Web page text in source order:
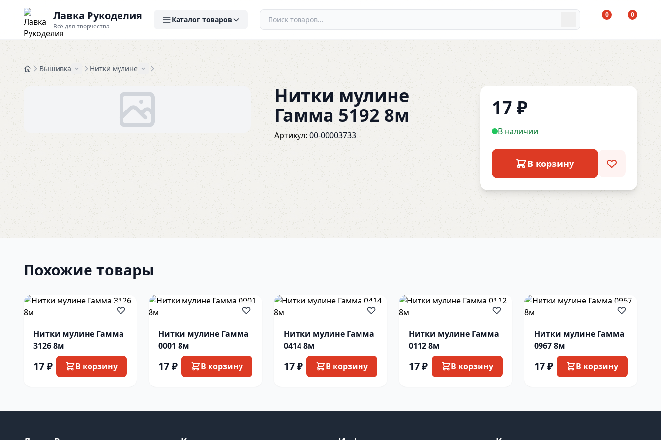
Лавка Рукоделия
Всё для творчества
Каталог товаров
0 0
Вышивка Нитки мулине
Нитки мулине
Гамма 5192 8м
Артикул:00-00003733
17 ₽
В наличии
В корзину
Похожие товары
Нитки мулине Гамма
3126 8м
17 ₽ В корзину
Нитки мулине Гамма
0001 8м
17 ₽ В корзину
Нитки мулине Гамма
0414 8м
17 ₽ В корзину
Нитки мулине Гамма
0112 8м
17 ₽ В корзину
Нитки мулине Гамма
0967 8м
17 ₽ В корзину